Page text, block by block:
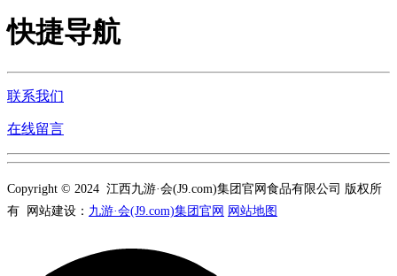
快捷导航
联系我们
在线留言
Copyright © 2024 江西九游·会(J9.com)集团官网食品有限公司 版权所
有 网站建设： 九游·会(J9.com)集团官网 网站地图